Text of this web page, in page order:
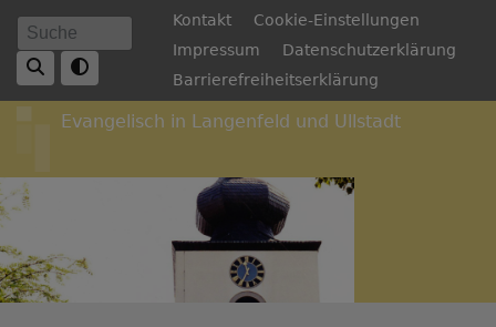
Direkt
zum
Inhalt
Suche Fußbereichsmenü
Kontakt
Cookie-Einstellungen
Impressum
Datenschutzerklärung
Barrierefreiheitserklärung
Evangelisch in Langenfeld und Ullstadt